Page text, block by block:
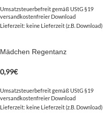
Umsatzsteuerbefreit gemäß UStG §19
versandkostenfreier Download
Lieferzeit: keine Lieferzeit (z.B. Download)
Mädchen Regentanz
0,99€
Umsatzsteuerbefreit gemäß UStG §19
versandkostenfreier Download
Lieferzeit: keine Lieferzeit (z.B. Download)